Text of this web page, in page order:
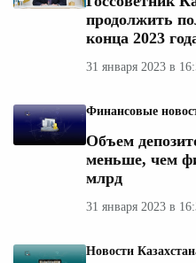
продолжить
конца 2023
31 января 2023 в
Финансовые
Объем
меньше, чем
млрд
31 января 2023 в
Новости